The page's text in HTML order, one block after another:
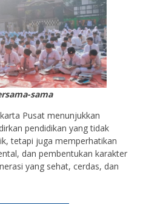
sama
Pusat menunjukkan
pendidikan yang tidak
tetapi juga memperhatikan
dan pembentukan karakter
yang sehat, cerdas, dan